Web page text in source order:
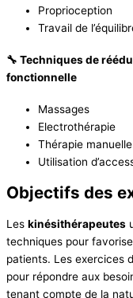
Proprioception
Travail de
🔧 Techniques de
fonctionnelle
Massages
Electrothérapie
Thérapie manuelle
Utilisation
Objectifs des
Les kinésithérapeutes
techniques pour
patients. Les exercices
pour répondre aux
tenant compte de la